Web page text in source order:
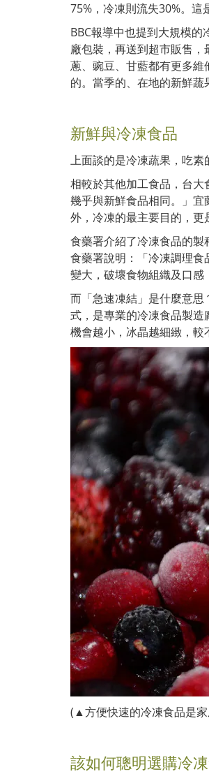
75%，冷凍則流失30%。這
BBC報導中也提到大規模
廠包裝，再送到超市販售
蔥、豌豆、甘藍都有更多
的。當季的、在地的新鮮蔬
新鮮與冷凍食品
上面談的是冷凍蔬果，吃
相較於其他加工食品，台
幾乎與新鮮食品相同。」
外，冷凍的最主要目的，更
食藥署介紹了冷凍食品的
食藥署說明：「冷凍調理
變大，破壞食物組織及口感
而「急速凍結」是什麼意
式，是專業的冷凍食品製
機會越小，冰晶越細緻，較
(▲方便快速的冷凍食品是
該如何聰明選購冷